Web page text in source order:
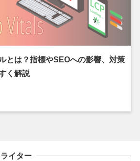
とは？指標やSEOへの影響、対策
く解説
イター